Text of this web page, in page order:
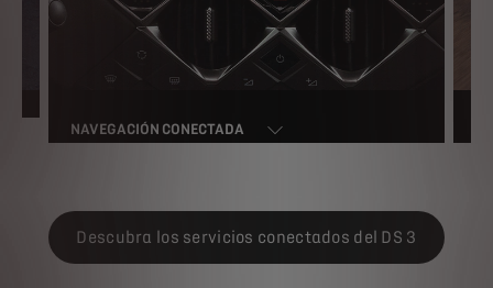
NAVEGACIÓN CONECTADA
Descubra los servicios conectados del DS 3